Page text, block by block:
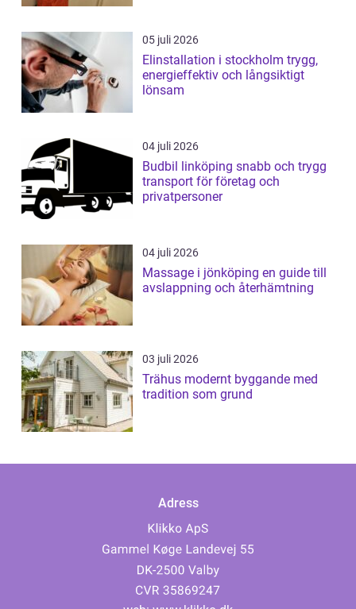
05 juli 2026
Elinstallation i stockholm trygg,
energieffektiv och långsiktigt
lönsam
04 juli 2026
Budbil linköping snabb och trygg
transport för företag och
privatpersoner
04 juli 2026
Massage i jönköping en guide till
avslappning och återhämtning
03 juli 2026
Trähus modernt byggande med
tradition som grund
Adress